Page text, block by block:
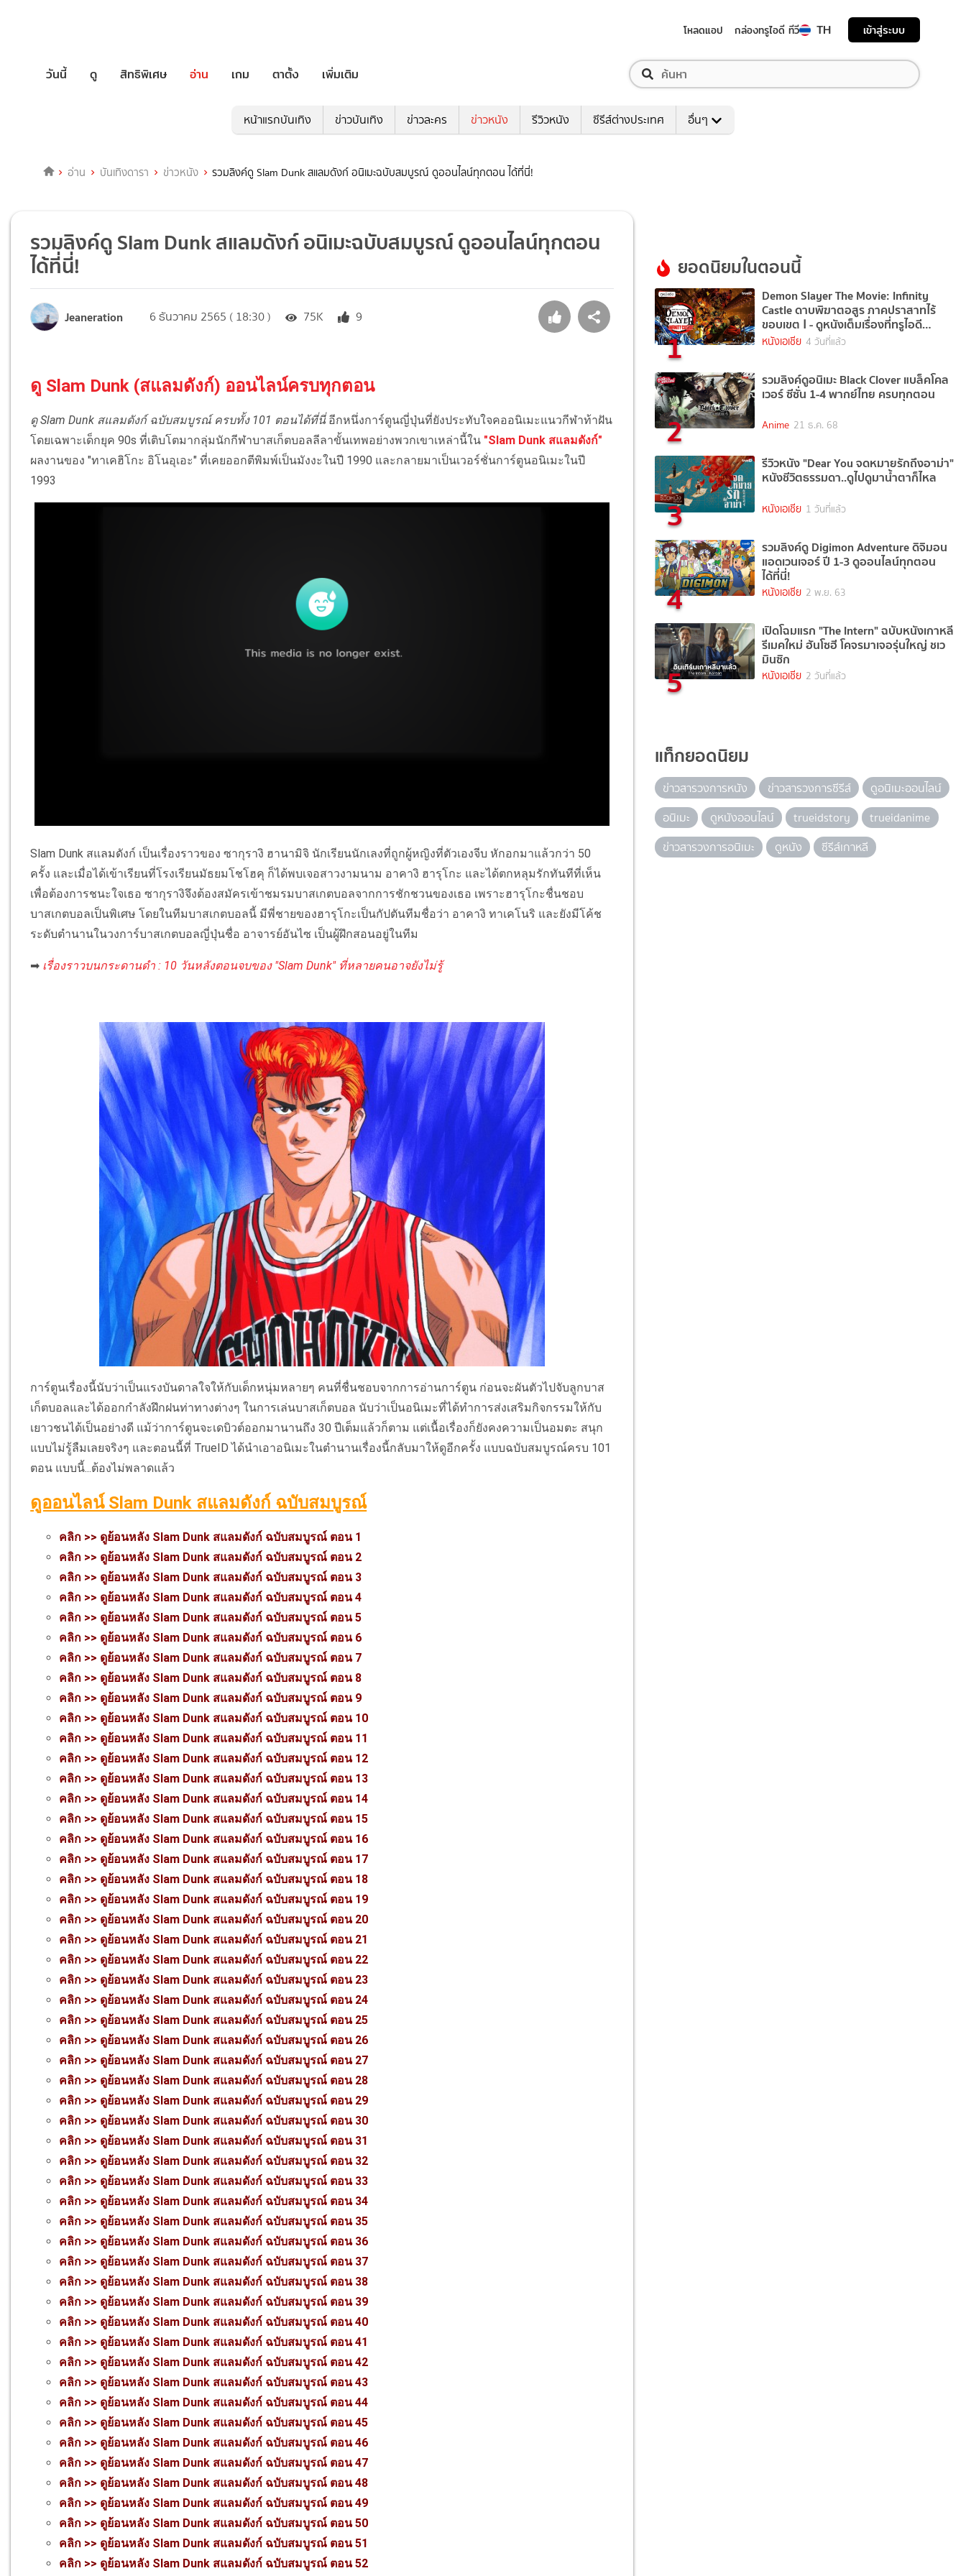
โหลดแอป กล่องทรูไอดี ทีวี TH เข้าสู่ระบบ
วันนี้ ดู สิทธิพิเศษ อ่าน เกม ตาตั้ง เพิ่มเติม
หน้าแรกบันเทิง ข่าวบันเทิง ข่าวละคร ข่าวหนัง รีวิวหนัง ซีรีส์ต่างประเทศ อื่นๆ
อ่าน บันเทิงดารา ข่าวหนัง รวมลิงค์ดู Slam Dunk สแลมดังก์ อนิเมะฉบับสมบูรณ์ ดูออนไลน์ทุกตอน ได้ที่นี่!
รวมลิงค์ดู Slam Dunk สแลมดังก์ อนิเมะฉบับสมบูรณ์ ดูออนไลน์ทุกตอน
ได้ที่นี่!
Jeaneration 6 ธันวาคม 2565 ( 18:30 ) 75K 9
ดู Slam Dunk (สแลมดังก์) ออนไลน์ครบทุกตอน
ดู Slam Dunk สแลมดังก์ ฉบับสมบูรณ์ ครบทั้ง 101 ตอนได้ที่นี่อีกหนึ่งการ์ตูนญี่ปุ่นที่ยังประทับใจคออนิเมะแนวกีฬาท้าฝัน
โดยเฉพาะเด็กยุค 90s ที่เติบโตมากลุ่มนักกีฬาบาสเก็ตบอลลีลาขั้นเทพอย่างพวกเขาเหล่านี้ใน "Slam Dunk สแลมดังก์"
ผลงานของ "ทาเคฮิโกะ อิโนอุเอะ" ที่เคยออกตีพิมพ์เป็นมังงะในปี 1990 และกลายมาเป็นเวอร์ชั่นการ์ตูนอนิเมะในปี
1993
Slam Dunk สแลมดังก์ เป็นเรื่องราวของ ซากุรางิ ฮานามิจิ นักเรียนนักเลงที่ถูกผู้หญิงที่ตัวเองจีบ หักอกมาแล้วกว่า 50
ครั้ง และเมื่อได้เข้าเรียนที่โรงเรียนมัธยมโชโฮคุ ก็ได้พบเจอสาวงามนาม อาคางิ ฮารุโกะ และได้ตกหลุมรักทันทีที่เห็น
เพื่อต้องการชนะใจเธอ ซากุรางิจึงต้องสมัครเข้าชมรมบาสเกตบอลจากการชักชวนของเธอ เพราะฮารุโกะชื่นชอบ
บาสเกตบอลเป็นพิเศษ โดยในทีมบาสเกตบอลนี้ มีพี่ชายของฮารุโกะเป็นกัปตันทีมชื่อว่า อาคางิ ทาเคโนริ และยังมีโค้ช
ระดับตำนานในวงการ์บาสเกตบอลญี่ปุ่นชื่อ อาจารย์อันไซ เป็นผู้ฝึกสอนอยู่ในทีม
➡ เรื่องราวบนกระดานดำ : 10 วันหลังตอนจบของ "Slam Dunk" ที่หลายคนอาจยังไม่รู้
การ์ตูนเรื่องนี้นับว่าเป็นแรงบันดาลใจให้กับเด็กหนุ่มหลายๆ คนที่ชื่นชอบจากการอ่านการ์ตูน ก่อนจะผันตัวไปจับลูกบาส
เก็ตบอลและได้ออกกำลังฝึกฝนท่าทางต่างๆ ในการเล่นบาสเก็ตบอล นับว่าเป็นอนิเมะที่ได้ทำการส่งเสริมกิจกรรมให้กับ
เยาวชนได้เป็นอย่างดี แม้ว่าการ์ตูนจะเดบิวต์ออกมานานถึง 30 ปีเต็มแล้วก็ตาม แต่เนื้อเรื่องก็ยังคงความเป็นอมตะ สนุก
แบบไม่รู้ลืมเลยจริงๆ และตอนนี้ที่ TrueID ได้นำเอาอนิเมะในตำนานเรื่องนี้กลับมาให้ดูอีกครั้ง แบบฉบับสมบูรณ์ครบ 101
ตอน แบบนี้...ต้องไม่พลาดแล้ว
ดูออนไลน์ Slam Dunk สแลมดังก์ ฉบับสมบูรณ์
คลิก >> ดูย้อนหลัง Slam Dunk สแลมดังก์ ฉบับสมบูรณ์ ตอน 1
คลิก >> ดูย้อนหลัง Slam Dunk สแลมดังก์ ฉบับสมบูรณ์ ตอน 2
คลิก >> ดูย้อนหลัง Slam Dunk สแลมดังก์ ฉบับสมบูรณ์ ตอน 3
คลิก >> ดูย้อนหลัง Slam Dunk สแลมดังก์ ฉบับสมบูรณ์ ตอน 4
คลิก >> ดูย้อนหลัง Slam Dunk สแลมดังก์ ฉบับสมบูรณ์ ตอน 5
คลิก >> ดูย้อนหลัง Slam Dunk สแลมดังก์ ฉบับสมบูรณ์ ตอน 6
คลิก >> ดูย้อนหลัง Slam Dunk สแลมดังก์ ฉบับสมบูรณ์ ตอน 7
คลิก >> ดูย้อนหลัง Slam Dunk สแลมดังก์ ฉบับสมบูรณ์ ตอน 8
คลิก >> ดูย้อนหลัง Slam Dunk สแลมดังก์ ฉบับสมบูรณ์ ตอน 9
คลิก >> ดูย้อนหลัง Slam Dunk สแลมดังก์ ฉบับสมบูรณ์ ตอน 10
คลิก >> ดูย้อนหลัง Slam Dunk สแลมดังก์ ฉบับสมบูรณ์ ตอน 11
คลิก >> ดูย้อนหลัง Slam Dunk สแลมดังก์ ฉบับสมบูรณ์ ตอน 12
คลิก >> ดูย้อนหลัง Slam Dunk สแลมดังก์ ฉบับสมบูรณ์ ตอน 13
คลิก >> ดูย้อนหลัง Slam Dunk สแลมดังก์ ฉบับสมบูรณ์ ตอน 14
คลิก >> ดูย้อนหลัง Slam Dunk สแลมดังก์ ฉบับสมบูรณ์ ตอน 15
คลิก >> ดูย้อนหลัง Slam Dunk สแลมดังก์ ฉบับสมบูรณ์ ตอน 16
คลิก >> ดูย้อนหลัง Slam Dunk สแลมดังก์ ฉบับสมบูรณ์ ตอน 17
คลิก >> ดูย้อนหลัง Slam Dunk สแลมดังก์ ฉบับสมบูรณ์ ตอน 18
คลิก >> ดูย้อนหลัง Slam Dunk สแลมดังก์ ฉบับสมบูรณ์ ตอน 19
คลิก >> ดูย้อนหลัง Slam Dunk สแลมดังก์ ฉบับสมบูรณ์ ตอน 20
คลิก >> ดูย้อนหลัง Slam Dunk สแลมดังก์ ฉบับสมบูรณ์ ตอน 21
คลิก >> ดูย้อนหลัง Slam Dunk สแลมดังก์ ฉบับสมบูรณ์ ตอน 22
คลิก >> ดูย้อนหลัง Slam Dunk สแลมดังก์ ฉบับสมบูรณ์ ตอน 23
คลิก >> ดูย้อนหลัง Slam Dunk สแลมดังก์ ฉบับสมบูรณ์ ตอน 24
คลิก >> ดูย้อนหลัง Slam Dunk สแลมดังก์ ฉบับสมบูรณ์ ตอน 25
คลิก >> ดูย้อนหลัง Slam Dunk สแลมดังก์ ฉบับสมบูรณ์ ตอน 26
คลิก >> ดูย้อนหลัง Slam Dunk สแลมดังก์ ฉบับสมบูรณ์ ตอน 27
คลิก >> ดูย้อนหลัง Slam Dunk สแลมดังก์ ฉบับสมบูรณ์ ตอน 28
คลิก >> ดูย้อนหลัง Slam Dunk สแลมดังก์ ฉบับสมบูรณ์ ตอน 29
คลิก >> ดูย้อนหลัง Slam Dunk สแลมดังก์ ฉบับสมบูรณ์ ตอน 30
คลิก >> ดูย้อนหลัง Slam Dunk สแลมดังก์ ฉบับสมบูรณ์ ตอน 31
คลิก >> ดูย้อนหลัง Slam Dunk สแลมดังก์ ฉบับสมบูรณ์ ตอน 32
คลิก >> ดูย้อนหลัง Slam Dunk สแลมดังก์ ฉบับสมบูรณ์ ตอน 33
คลิก >> ดูย้อนหลัง Slam Dunk สแลมดังก์ ฉบับสมบูรณ์ ตอน 34
คลิก >> ดูย้อนหลัง Slam Dunk สแลมดังก์ ฉบับสมบูรณ์ ตอน 35
คลิก >> ดูย้อนหลัง Slam Dunk สแลมดังก์ ฉบับสมบูรณ์ ตอน 36
คลิก >> ดูย้อนหลัง Slam Dunk สแลมดังก์ ฉบับสมบูรณ์ ตอน 37
คลิก >> ดูย้อนหลัง Slam Dunk สแลมดังก์ ฉบับสมบูรณ์ ตอน 38
คลิก >> ดูย้อนหลัง Slam Dunk สแลมดังก์ ฉบับสมบูรณ์ ตอน 39
คลิก >> ดูย้อนหลัง Slam Dunk สแลมดังก์ ฉบับสมบูรณ์ ตอน 40
คลิก >> ดูย้อนหลัง Slam Dunk สแลมดังก์ ฉบับสมบูรณ์ ตอน 41
คลิก >> ดูย้อนหลัง Slam Dunk สแลมดังก์ ฉบับสมบูรณ์ ตอน 42
คลิก >> ดูย้อนหลัง Slam Dunk สแลมดังก์ ฉบับสมบูรณ์ ตอน 43
คลิก >> ดูย้อนหลัง Slam Dunk สแลมดังก์ ฉบับสมบูรณ์ ตอน 44
คลิก >> ดูย้อนหลัง Slam Dunk สแลมดังก์ ฉบับสมบูรณ์ ตอน 45
คลิก >> ดูย้อนหลัง Slam Dunk สแลมดังก์ ฉบับสมบูรณ์ ตอน 46
คลิก >> ดูย้อนหลัง Slam Dunk สแลมดังก์ ฉบับสมบูรณ์ ตอน 47
คลิก >> ดูย้อนหลัง Slam Dunk สแลมดังก์ ฉบับสมบูรณ์ ตอน 48
คลิก >> ดูย้อนหลัง Slam Dunk สแลมดังก์ ฉบับสมบูรณ์ ตอน 49
คลิก >> ดูย้อนหลัง Slam Dunk สแลมดังก์ ฉบับสมบูรณ์ ตอน 50
คลิก >> ดูย้อนหลัง Slam Dunk สแลมดังก์ ฉบับสมบูรณ์ ตอน 51
คลิก >> ดูย้อนหลัง Slam Dunk สแลมดังก์ ฉบับสมบูรณ์ ตอน 52
ยอดนิยมในตอนนี้
1
Demon Slayer The Movie: Infinity
Castle ดาบพิฆาตอสูร ภาคปราสาทไร้
ขอบเขต Ⅰ - ดูหนังเต็มเรื่องที่ทรูไอดี
(Movie of the Day)
หนังเอเชีย 4 วันที่แล้ว
2
รวมลิงค์ดูอนิเมะ Black Clover แบล็คโคล
เวอร์ ซีซั่น 1-4 พากย์ไทย ครบทุกตอน
Anime 21 ธ.ค. 68
3
รีวิวหนัง "Dear You จดหมายรักถึงอาม่า"
หนังชีวิตธรรมดา..ดูไปดูมาน้ำตาก็ไหล
หนังเอเชีย 1 วันที่แล้ว
4
รวมลิงค์ดู Digimon Adventure ดิจิมอน
แอดเวนเจอร์ ปี 1-3 ดูออนไลน์ทุกตอน
ได้ที่นี่!
หนังเอเชีย 2 พ.ย. 63
5
เปิดโฉมแรก "The Intern" ฉบับหนังเกาหลี
รีเมคใหม่ ฮันโซฮี โคจรมาเจอรุ่นใหญ่ ชเว
มินซิก
หนังเอเชีย 2 วันที่แล้ว
แท็กยอดนิยม
ข่าวสารวงการหนัง ข่าวสารวงการซีรีส์
ดูอนิเมะออนไลน์
อนิเมะ
ดูหนังออนไลน์ trueidstory
trueidanime
ข่าวสารวงการอนิเมะ
ดูหนัง ซีรีส์เกาหลี